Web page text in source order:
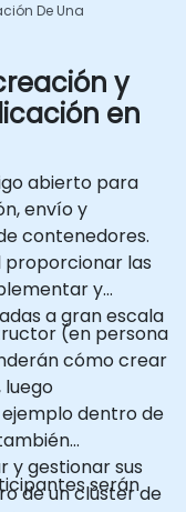
De Una
y
en
abierto para
envío y
contenedores.
proporcionar las
y
a gran escala
(en persona
cómo crear
dentro de
y gestionar sus
de un clúster de
serán